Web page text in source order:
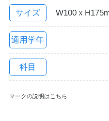
お問い合わせ
English
サイズ W100ｘ
適用学年
科目
マークの説明はこちら